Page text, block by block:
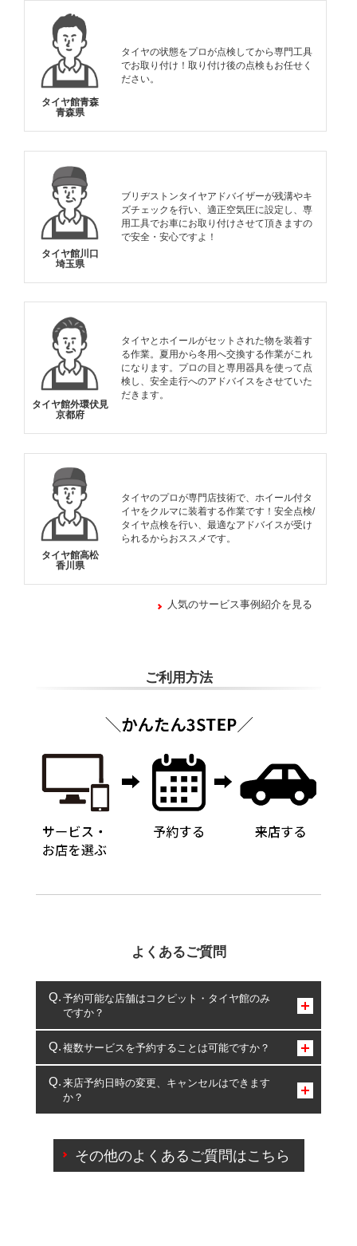
タイヤ館青森
青森県
タイヤの状態をプロが点検してから専門工具
でお取り付け！取り付け後の点検もお任せく
ださい。
タイヤ館川口
埼玉県
ブリヂストンタイヤアドバイザーが残溝やキ
ズチェックを行い、適正空気圧に設定し、専
用工具でお車にお取り付けさせて頂きますの
で安全・安心ですよ！
タイヤ館外環伏見
京都府
タイヤとホイールがセットされた物を装着す
る作業。夏用から冬用へ交換する作業がこれ
になります。プロの目と専用器具を使って点
検し、安全走行へのアドバイスをさせていた
だきます。
タイヤ館高松
香川県
タイヤのプロが専門店技術で、ホイール付タ
イヤをクルマに装着する作業です！安全点検/
タイヤ点検を行い、最適なアドバイスが受け
られるからおススメです。
人気のサービス事例紹介を見る
ご利用方法
よくあるご質問
予約可能な店舗はコクピット・タイヤ館のみ
ですか？
コクピット・タイヤ館のみとなります。
複数サービスを予約することは可能ですか？
複数サービスのご予約は可能です。
一部の商品・サービスの組み合わせに限り、同時にご予約が
出来ないものもございます。
来店予約日時の変更、キャンセルはできます
か？
ご来店予約日の3営業日前を過ぎている場合のご予約
の日時変更につきましては、直接ご予約の店舗まで
その他のよくあるご質問はこちら